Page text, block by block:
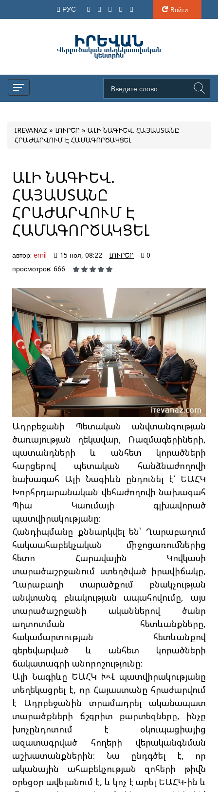
РУС Войти
IREVANAZ » ԼՈՒՐԵՐ » ԱԼԻ ՆԱԳԻԵՎ. ՀԱՅԱՍՏԱՆԸ
ՀՐԱԺԱՐՎՈՒՄ Է ՀԱՄԱԳՈՐԾԱԿՑԵԼ
ԱԼԻ ՆԱԳԻԵՎ.
ՀԱՅԱՍՏԱՆԸ
ՀՐԱԺԱՐՎՈՒՄ Է
ՀԱՄԱԳՈՐԾԱԿՑԵԼ
автор: emil 15 ноя, 08:22 ԼՈՒՐԵՐ
0
просмотров: 666
Ադրբեջանի Պետական անվտանգության
ծառայության ղեկավար, Ռազմագերիների,
պատանդների և անհետ կորածների
հարցերով պետական հանձնաժողովի
նախագահ Ալի Նագիևն ընդունել է՝ ԵԱՀԿ
Խորհրդարանական վեհաժողովի նախագահ
Պիա Կաումայի գլխավորած
պատվիրակությանը։
Հանդիպմանը քննարկվել են՝ Ղարաբաղում
հակաահաբեկչական միջոցառումներից
հետո Հարավային Կովկասի
տարածաշրջանում ստեղծված իրավիճակը,
Ղարաբաղի տարածքում բնակչության
անվտանգ բնակության ապահովումը, այս
տարածաշրջանի ականներով ծանր
աղտոտման հետևանքները,
հակամարտության հետևանքով
գերեվարված և անհետ կորածների
ճակատագրի անորոշությունը։
Ալի Նագիևը ԵԱՀԿ ԽՎ պատվիրակությանը
տեղեկացրել է, որ Հայաստանը հրաժարվում
է Ադրբեջանին տրամադրել ականապատ
տարածքների ճշգրիտ քարտեզները, ինչը
խոչընդոտում է օկուպացիայից
ազատագրված հողերի վերականգնման
աշխատանքներին։ Նա ընդգծել է, որ
ականային ահաբեկչության զոհերի թիվն
օրեցօր ավելանում է, և կոչ է արել ԵԱՀԿ-ին և